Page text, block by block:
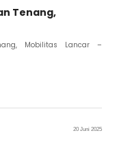
Tenang,
Mobilitas Lancar –
20 Juni 2025